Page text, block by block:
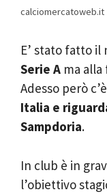
calciomercatoweb.it
E’ stato fatto il
Serie A ma
Adesso però
Italia e
Sampdoria.
In club è in
l’obiettivo